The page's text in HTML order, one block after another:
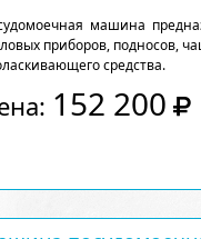
машина
приборов, подносов,
средства.
152 200